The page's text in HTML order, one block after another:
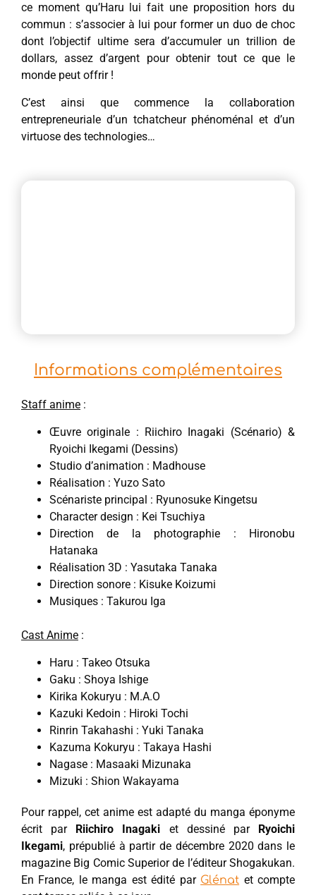
ce moment qu’Haru lui fait une proposition hors du
commun : s’associer à lui pour former un duo de choc
dont l’objectif ultime sera d’accumuler un trillion de
dollars, assez d’argent pour obtenir tout ce que le
monde peut offrir !
C’est ainsi que commence la collaboration
entrepreneuriale d’un tchatcheur phénoménal et d’un
virtuose des technologies…
Informations complémentaires
Staff anime :
Œuvre originale : Riichiro Inagaki (Scénario) &
Ryoichi Ikegami (Dessins)
Studio d’animation : Madhouse
Réalisation : Yuzo Sato
Scénariste principal : Ryunosuke Kingetsu
Character design : Kei Tsuchiya
Direction de la photographie : Hironobu
Hatanaka
Réalisation 3D : Yasutaka Tanaka
Direction sonore : Kisuke Koizumi
Musiques : Takurou Iga
Cast Anime :
Haru : Takeo Otsuka
Gaku : Shoya Ishige
Kirika Kokuryu : M.A.O
Kazuki Kedoin : Hiroki Tochi
Rinrin Takahashi : Yuki Tanaka
Kazuma Kokuryu : Takaya Hashi
Nagase : Masaaki Mizunaka
Mizuki : Shion Wakayama
Pour rappel, cet anime est adapté du manga éponyme
écrit par Riichiro Inagaki et dessiné par Ryoichi
Ikegami, prépublié à partir de décembre 2020 dans le
magazine Big Comic Superior de l’éditeur Shogakukan.
En France, le manga est édité par Glénat et compte